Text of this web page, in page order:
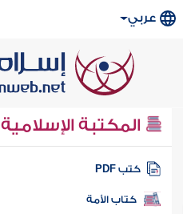
عربي
المكتبة الإسلامية
كتب PDF